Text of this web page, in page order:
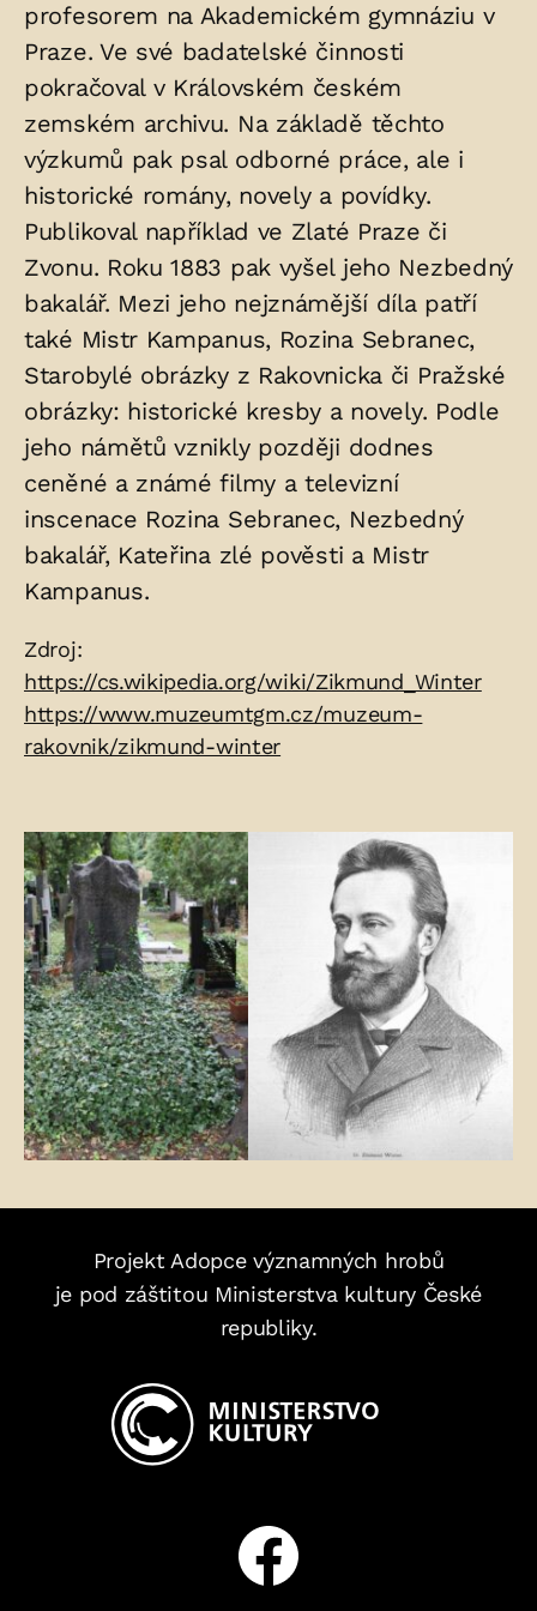
profesorem na Akademickém gymnáziu v
Praze. Ve své badatelské činnosti
pokračoval v Královském českém
zemském archivu. Na základě těchto
výzkumů pak psal odborné práce, ale i
historické romány, novely a povídky.
Publikoval například ve Zlaté Praze či
Zvonu. Roku 1883 pak vyšel jeho Nezbedný
bakalář. Mezi jeho nejznámější díla patří
také Mistr Kampanus, Rozina Sebranec,
Starobylé obrázky z Rakovnicka či Pražské
obrázky: historické kresby a novely. Podle
jeho námětů vznikly později dodnes
ceněné a známé filmy a televizní
inscenace Rozina Sebranec, Nezbedný
bakalář, Kateřina zlé pověsti a Mistr
Kampanus.
Zdroje:
Zdroj:
https://cs.wikipedia.org/wiki/Zikmund_Winter
https://www.muzeumtgm.cz/muzeum-
rakovnik/zikmund-winter
Fotogalerie:
Projekt Adopce významných hrobů
je pod záštitou Ministerstva kultury České
republiky.
Facebook